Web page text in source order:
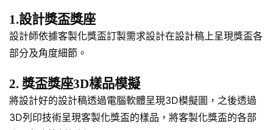
1.設計獎盃獎座
設計師依據客製化獎盃訂製需求設計在設計稿上呈現獎盃各
部分及角度細節。
2. 獎盃獎座3D樣品模擬
將設計好的設計稿透過電腦軟體呈現3D模擬圖，之後透過
3D列印技術呈現客製化獎盃的樣品，將客製化獎盃的各部